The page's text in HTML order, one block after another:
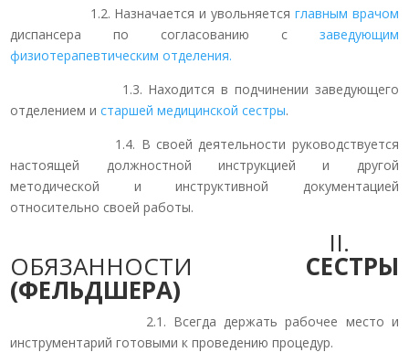
1.2. Назначается и увольняется главным врачом
диспансера по согласованию с заведующим
физиотерапевтическим отделения.
1.3. Находится в подчинении заведующего
отделением истаршей медицинской сестры.
1.4. В своей деятельности руководствуется
настоящей должностной инструкцией и другой
методической и инструктивной документацией
относительно своей работы.
II.
ОБЯЗАННОСТИ СЕСТРЫ
(ФЕЛЬДШЕРА)
2.1. Всегда держать рабочее место и
инструментарий готовыми к проведению процедур.